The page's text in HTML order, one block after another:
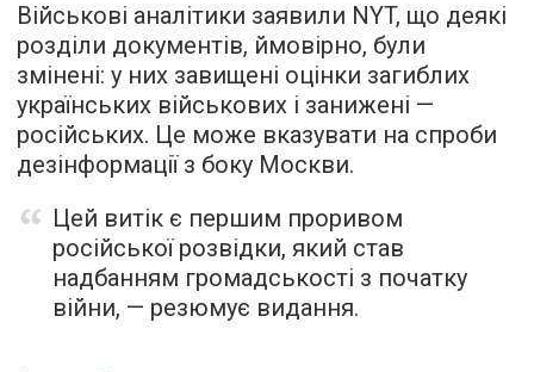
Військові аналітики заявили NYT, що деякі
розділи документів, ймовірно, були
змінені: у них завищені оцінки загиблих
українських військових і занижені —
російських. Це може вказувати на спроби
дезінформації з боку Москви.
Цей витік є першим проривом
російської розвідки, який став
надбанням громадськості з початку
війни, — резюмує видання.